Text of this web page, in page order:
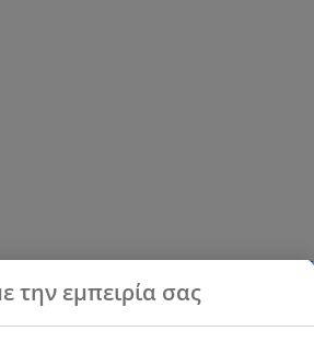
την εμπειρία σας